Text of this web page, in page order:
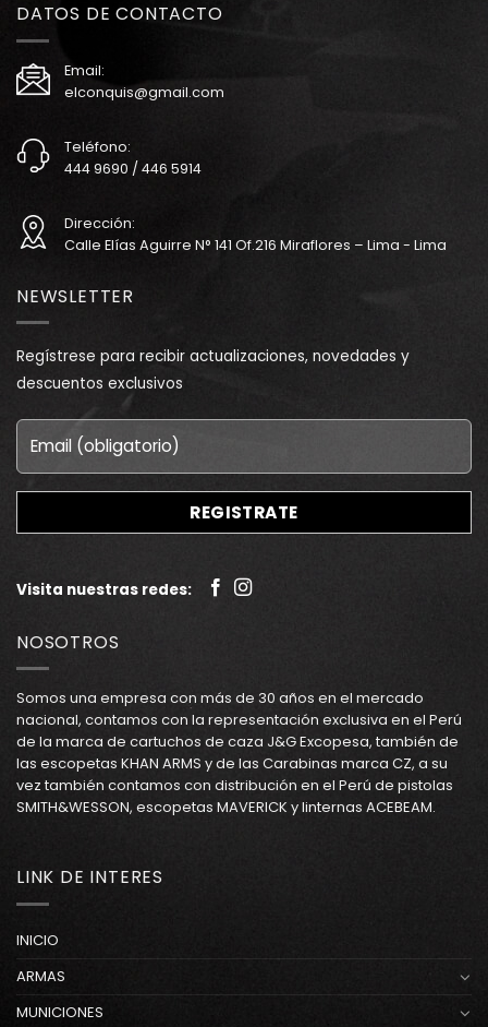
DATOS DE CONTACTO
Email:
elconquis@gmail.com
Teléfono:
444 9690 / 446 5914
Dirección:
Calle Elías Aguirre N° 141 Of.216 Miraflores – Lima - Lima
NEWSLETTER
Regístrese para recibir actualizaciones, novedades y
descuentos exclusivos
Visita nuestras redes:
NOSOTROS
Somos una empresa con más de 30 años en el mercado
nacional, contamos con la representación exclusiva en el Perú
de la marca de cartuchos de caza J&G Excopesa, también de
las escopetas KHAN ARMS y de las Carabinas marca CZ, a su
vez también contamos con distribución en el Perú de pistolas
SMITH&WESSON, escopetas MAVERICK y linternas ACEBEAM.
LINK DE INTERES
INICIO
ARMAS
MUNICIONES